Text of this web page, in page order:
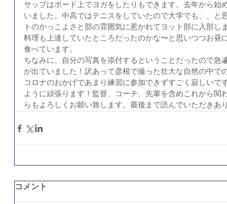
サップはボード上でヨガをしたりもできます。去年から始
いました。中高ではテニスをしていたので大学でも、、と
トのかっこよさと部の雰囲気に惹かれてヨット部に入部し
料理も上達していたところだったのかな〜と思いつつお昼
食べています。
ちなみに、自分の写真を添付するということだったので急
が出ていました！訳あって彦根で撮った壮大な自然の中で
コロナのおかげであまり練習に参加できずすごく寂しいで
ように頑張ります！監督、コーチ、先輩を含めこれから関
らもよろしくお願い致します。最後まで読んでいただきあ
コメント